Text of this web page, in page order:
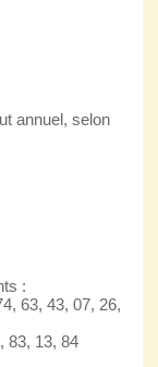
annuel, selon
:
63, 43, 07, 26,
83, 13, 84